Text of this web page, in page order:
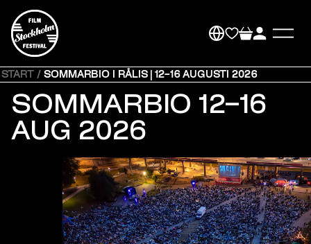
START / SOMMARBIO I RÅLIS | 12–16 AUGUSTI 2026
SOMMARBIO 12–16
AUG 2026